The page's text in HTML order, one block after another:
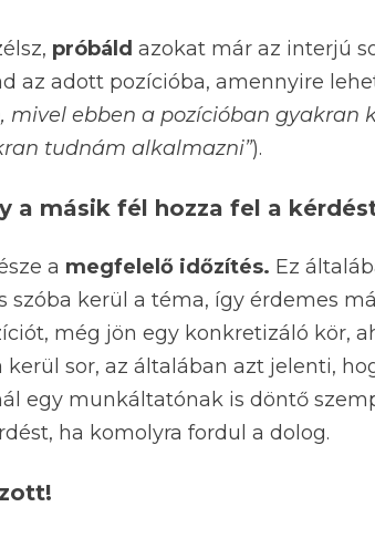
próbáld azokat már az interjú
az adott pozícióba, amennyire
ebben a pozícióban gyakran
tudnám alkalmazni”).
a másik fél hozza fel a
a megfelelő időzítés. Ez
szóba kerül a téma, így érdemes
még jön egy konkretizáló kör,
sor, az általában azt jelenti,
egy munkáltatónak is döntő
ha komolyra fordul a dolog.